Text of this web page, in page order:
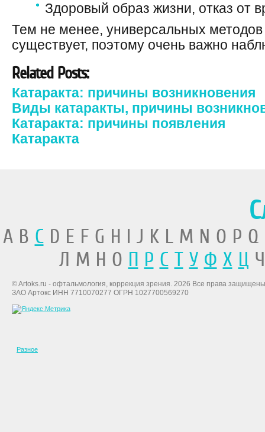
Здоровый образ жизни, отказ от
Тем не менее, универсальных
существует, поэтому очень важно
Related Posts:
Катаракта: причины возникновения
Виды катаракты, причины
Катаракта: причины появления
Катаракта
A B CD E F G H I J K L M N O P
Л М Н О П Р С Т У Ф Х Ц
© Artoks.ru - офтальмология, коррекция зрения. 2026 Все права
ЗАО Артокс ИНН 7710070277 ОГРН 1027700569270
Разное